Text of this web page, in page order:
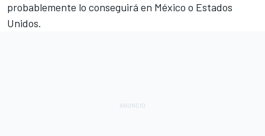
probablemente lo conseguirá en México o Estados
Unidos.